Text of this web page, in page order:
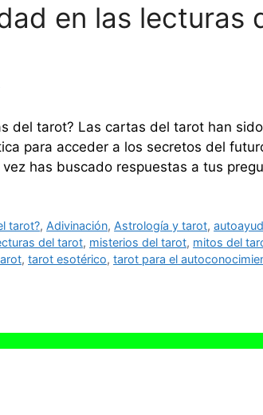
en las lecturas
del tarot? Las cartas del tarot han
para acceder a los secretos del
has buscado respuestas a tus
tarot?, Adivinación, Astrología y tarot,
del tarot, misterios del tarot, mitos del
, tarot esotérico, tarot para el